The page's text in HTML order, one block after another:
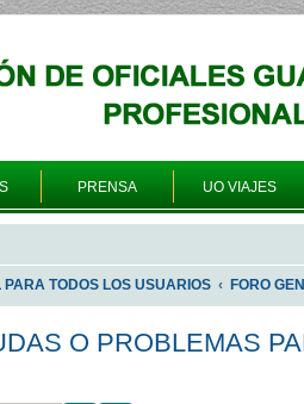
PRENSA UO VIAJES
PARA TODOS LOS USUARIOS FORO
O PROBLEMAS